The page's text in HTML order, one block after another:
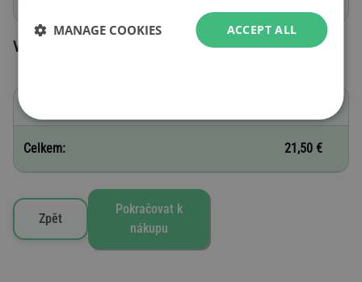
Vybrané silniční známky
Celkem: 21,50 €
Zpět
Pokračovat k
nákupu
ACCEPT ALL
MANAGE COOKIES